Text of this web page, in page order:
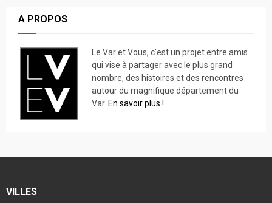
A PROPOS
Le Var et Vous, c’est un projet entre amis
qui vise à partager avec le plus grand
nombre, des histoires et des rencontres
autour du magnifique département du
Var. En savoir plus !
VILLES